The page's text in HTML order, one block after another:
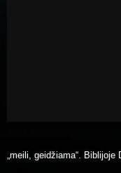
„meili, geidžiama“.